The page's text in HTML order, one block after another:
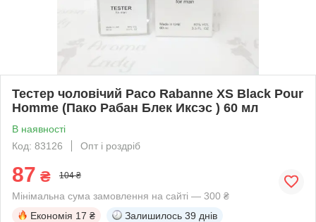
Тестер чоловічий Paco Rabanne XS Black Pour
Homme (Пако Рабан Блек Иксэс ) 60 мл
В наявності
Код: 83126
Опт і роздріб
87 ₴ 104 ₴
Мінімальна сума замовлення на сайті — 300 ₴
Економія 17 ₴ Залишилось 39 днів